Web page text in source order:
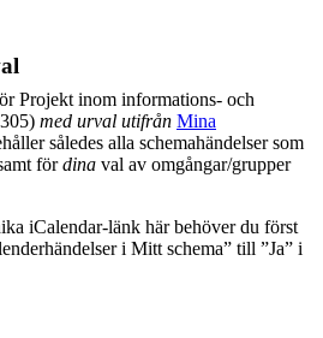
Projekt inom informations- och
med urval utifrån Mina
således alla schemahändelser som
fördina val av omgångar/grupper
iCalendar-länk här behöver du först
i Mitt schema” till ”Ja” i